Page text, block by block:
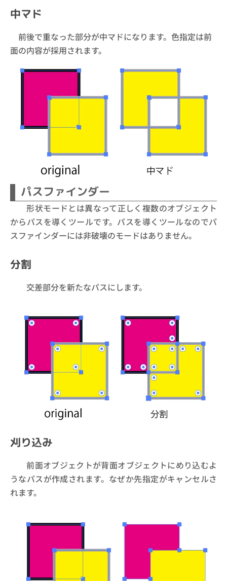
中マド
前後で重なった部分が中マドになります。色指定は前
面の内容が採用されます。
パスファインダー
形状モードとは異なって正しく複数のオブジェクト
からパスを導くツールです。パスを導くツールなのでパ
スファインダーには非破壊のモードはありません。
分割
交差部分を新たなパスにします。
刈り込み
前面オブジェクトが背面オブジェクトにめり込むよ
うなパスが作成されます。なぜか先指定がキャンセルさ
れます。